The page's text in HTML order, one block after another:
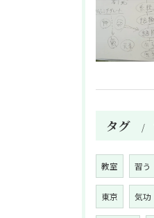
タグ
教室 習う
東京 気功